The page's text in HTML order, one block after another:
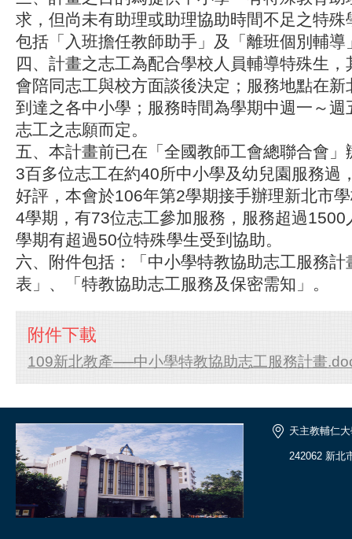
求，但尚未有助理或助理協助時間不足之特殊
包括「入班擔任教師助手」及「離班個別輔導
四、計畫之志工為配合學校人員輔導特殊生
會陪同志工與校方面談後決定；服務地點在
到達之各中小學；服務時間為學期中週一～週
志工之志願而定。
五、本計畫前已在「全國教師工會總聯合會
3百多位志工在約40所中小學及幼兒園服務過
好評，本會於106年第2學期接手辦理新北市
4學期，有73位志工參加服務，服務超過
學期有超過50位特殊學生受到協助。
六、附件包括：「中小學特教協助志工服務
表」、「特教協助志工服務及保密需知」。
附件下載
109新北教產──中小學特教協助志工服務計畫
天主教輔仁
242062 新北